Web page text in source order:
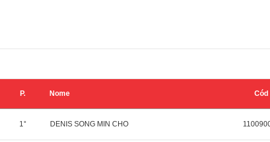
P. Nome Cód
1° DENIS SONG MIN CHO